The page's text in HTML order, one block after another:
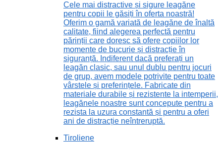
Cele mai distractive și sigure leagăne
pentru copii le găsiți în oferta noastră!
Oferim o gamă variată de leagăne de înaltă
calitate, fiind alegerea perfectă pentru
părinții care doresc să ofere copiilor lor
momente de bucurie și distracție în
siguranță. Indiferent dacă preferați un
leagăn clasic, sau unul dublu pentru jocuri
de grup, avem modele potrivite pentru toate
vârstele și preferințele. Fabricate din
materiale durabile și rezistente la intemperii,
leagănele noastre sunt concepute pentru a
rezista la uzura constantă și pentru a oferi
ani de distracție neîntreruptă.
Tiroliene